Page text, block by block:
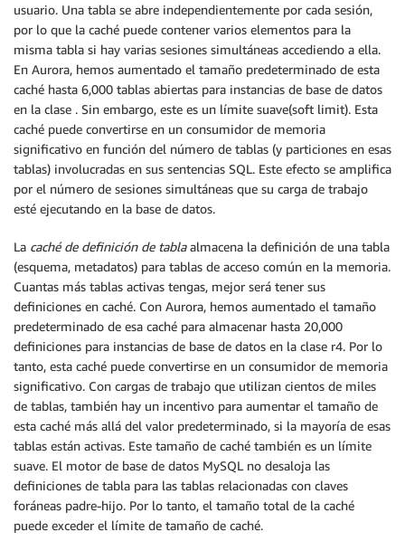
usuario. Una tabla se abre independientemente por cada sesión,
por lo que la caché puede contener varios elementos para la
misma tabla si hay varias sesiones simultáneas accediendo a ella.
En Aurora, hemos aumentado el tamaño predeterminado de esta
caché hasta 6,000 tablas abiertas para instancias de base de datos
en la clase . Sin embargo, este es un límite suave(soft limit). Esta
caché puede convertirse en un consumidor de memoria
significativo en función del número de tablas (y particiones en esas
tablas) involucradas en sus sentencias SQL. Este efecto se amplifica
por el número de sesiones simultáneas que su carga de trabajo
esté ejecutando en la base de datos.
La caché de definición de tablaalmacena la definición de una tabla
(esquema, metadatos) para tablas de acceso común en la memoria.
Cuantas más tablas activas tengas, mejor será tener sus
definiciones en caché. Con Aurora, hemos aumentado el tamaño
predeterminado de esa caché para almacenar hasta 20,000
definiciones para instancias de base de datos en la clase r4. Por lo
tanto, esta caché puede convertirse en un consumidor de memoria
significativo. Con cargas de trabajo que utilizan cientos de miles
de tablas, también hay un incentivo para aumentar el tamaño de
esta caché más allá del valor predeterminado, si la mayoría de esas
tablas están activas. Este tamaño de caché también es un límite
suave. El motor de base de datos MySQL no desaloja las
definiciones de tabla para las tablas relacionadas con claves
foráneas padre-hijo. Por lo tanto, el tamaño total de la caché
puede exceder el límite de tamaño de caché.